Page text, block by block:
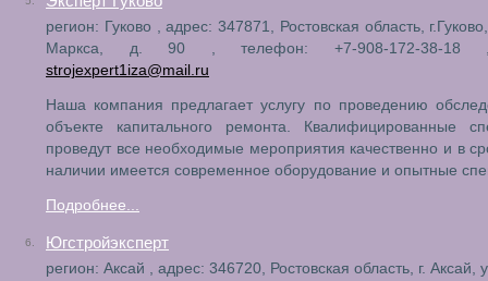
регион: Гуково , адрес: 347871, Ростовская область,
Маркса, д. 90 , телефон: +7-908-172-38-18
strojexpert1iza@mail.ru
Наша компания предлагает услугу по проведению
объекте капитального ремонта. Квалифицированные
проведут все необходимые мероприятия качественно и в
наличии имеется современное оборудование и опытные
Подробнее...
6. Югстройэксперт
регион: Аксай , адрес: 346720, Ростовская область, г. Аксай,